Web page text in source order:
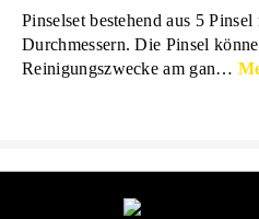
Pinselset bestehend aus 5
Durchmessern. Die Pinsel
Reinigungszwecke am gan…